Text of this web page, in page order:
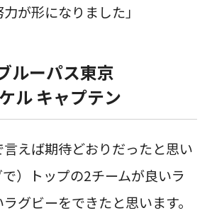
が形になりました」
ルーパス東京
ル キャプテン
言えば期待どおりだったと思い
）トップの2チームが良いラ
グビーをできたと思います。